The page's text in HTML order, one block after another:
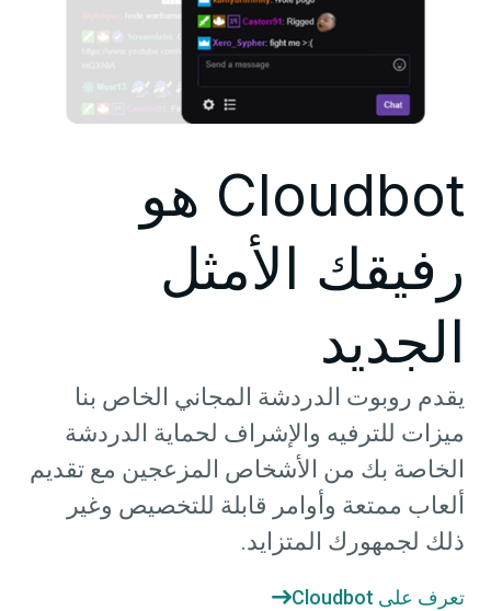
Cloudbot هو
رفيقك الأمثل
الجديد
يقدم روبوت الدردشة المجاني الخاص بنا
ميزات للترفيه والإشراف لحماية الدردشة
الخاصة بك من الأشخاص المزعجين مع تقديم
ألعاب ممتعة وأوامر قابلة للتخصيص وغير
ذلك لجمهورك المتزايد.
تعرف على Cloudbot 